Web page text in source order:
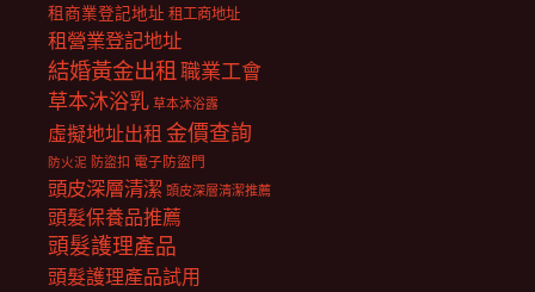
租商業登記地址 租工商地址
租營業登記地址
結婚黃金出租職業工會
草本沐浴乳 草本沐浴露
虛擬地址出租 金價查詢
防火泥 防盜扣 電子防盜門
頭皮深層清潔 頭皮深層清潔推薦
頭髮保養品推薦
頭髮護理產品
頭髮護理產品試用